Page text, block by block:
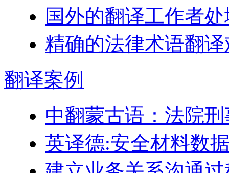
国外的翻译工作者
精确的法律术语翻
翻译案例
中翻蒙古语：法院
英译德:安全材料数